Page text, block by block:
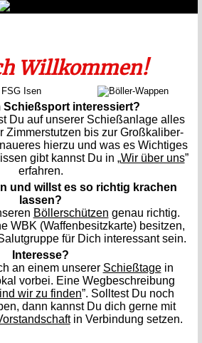
Willkommen!
Schießsport interessiert?
Du auf unserer Schießanlage alles
Zimmerstutzen bis zur Großkaliber-
hierzu und was es Wichtiges
gibt kannst Du in „Wir über uns”
erfahren.
und willst es so richtig krachen
lassen?
Böllerschützen genau richtig.
WBK (Waffenbesitzkarte) besitzen,
für Dich interessant sein.
Interesse?
an einem unserer Schießtagein
vorbei. Eine Wegbeschreibung
wir zu finden”. Solltest Du noch
dann kannst Du dich gerne mit
in Verbindung setzen.